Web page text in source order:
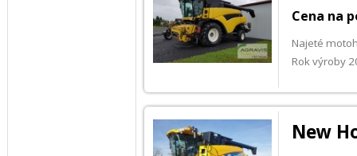
Cena na
Najeté
Rok výroby
New